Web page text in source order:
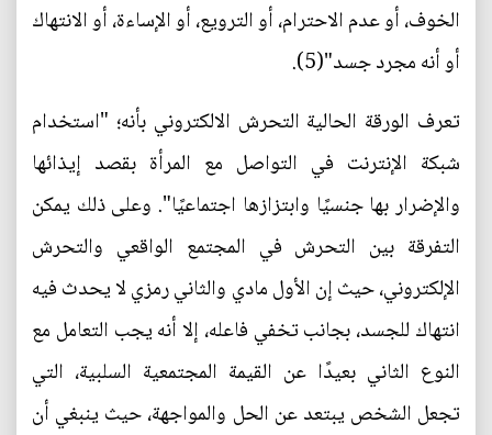
الخوف، أو عدم الاحترام، أو الترويع، أو الإساءة، أو الانتهاك
أو أنه مجرد جسد"(5).
تعرف الورقة الحالية التحرش الالكتروني بأنه؛ "استخدام
شبكة الإنترنت في التواصل مع المرأة بقصد إيذائها
والإضرار بها جنسيًا وابتزازها اجتماعيًا". وعلى ذلك يمكن
التفرقة بين التحرش في المجتمع الواقعي والتحرش
الإلكتروني، حيث إن الأول مادي والثاني رمزي لا يحدث فيه
انتهاك للجسد، بجانب تخفي فاعله، إلا أنه يجب التعامل مع
النوع الثاني بعيدًا عن القيمة المجتمعية السلبية، التي
تجعل الشخص يبتعد عن الحل والمواجهة، حيث ينبغي أن